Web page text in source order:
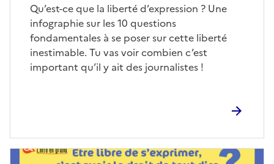
Corps
Qu’est-ce que la liberté d’expression ? Une
infographie sur les 10 questions
fondamentales à se poser sur cette liberté
inestimable. Tu vas voir combien c’est
important qu’il y ait des journalistes !
Image